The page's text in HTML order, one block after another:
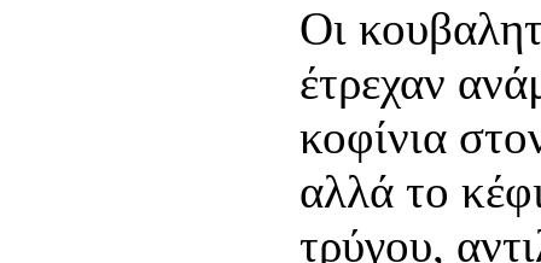
Οι
έτρεχαν
κοφίνια
αλλά το
τρύγου,